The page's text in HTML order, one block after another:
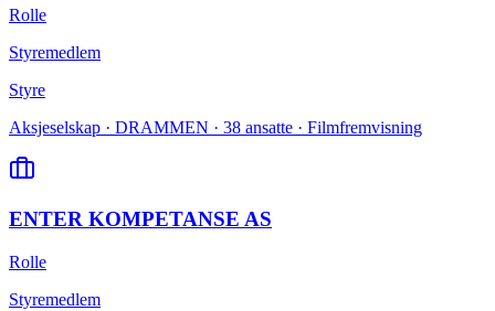
Rolle
Styremedlem
Styre
Aksjeselskap · DRAMMEN · 38 ansatte · Filmfremvisning
ENTER KOMPETANSE AS
Rolle
Styremedlem